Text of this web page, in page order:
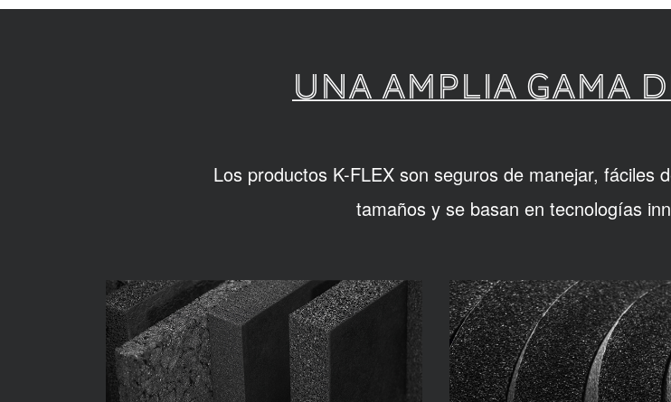
UNA AMPLIA GAMA
Los productos K-FLEX son seguros de manejar, fáciles
tamaños y se basan en tecnologías